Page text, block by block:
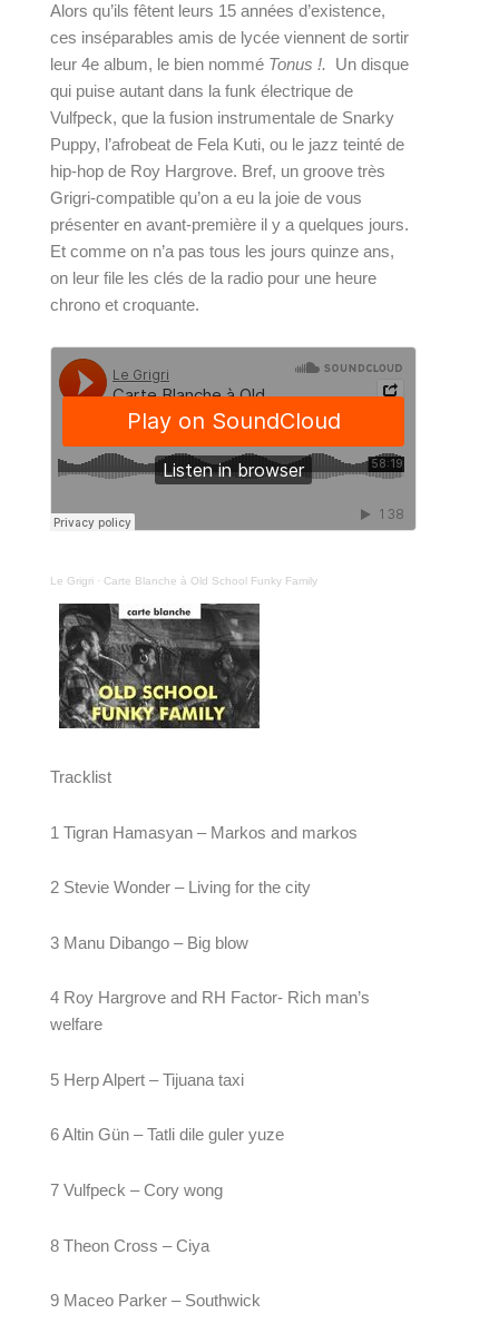
Alors qu’ils fêtent leurs 15 années d’existence,
ces inséparables amis de lycée viennent de sortir
leur 4e album, le bien nommé Tonus !.
Un disque
qui puise autant dans la funk électrique de
Vulfpeck, que la fusion instrumentale de Snarky
Puppy, l’afrobeat de Fela Kuti, ou le jazz teinté de
hip-hop de Roy Hargrove. Bref, un groove très
Grigri-compatible qu’on a eu la joie de vous
présenter en avant-première il y a quelques jours.
Et comme on n’a pas tous les jours quinze ans,
on leur file les clés de la radio pour une heure
chrono et croquante.
Le Grigri· Carte Blanche à Old School Funky Family
Tracklist
1 Tigran Hamasyan – Markos and markos
2 Stevie Wonder – Living for the city
3 Manu Dibango – Big blow
4 Roy Hargrove and RH Factor- Rich man’s
welfare
5 Herp Alpert – Tijuana taxi
6 Altin Gün – Tatli dile guler yuze
7 Vulfpeck – Cory wong
8 Theon Cross – Ciya
9 Maceo Parker – Southwick